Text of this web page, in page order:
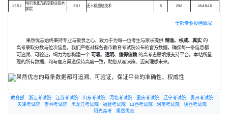
2352
哈尔滨北方航空职业技术
学院
501 无人机测绘技术 5 298 284846
全部专业投档情况
果然优志始终秉持专业与敬畏之心，致力于为每一位考生与家长提供 精准、权威、真实的
高考录取分数与位次信息。我们严格对标各省市教育考试院公布的官方数据，确保每一条信息都
可追溯、可验证，竭力为您构建一个 可靠、透明、值得信赖 的高考志愿填报支持平台。本站所呈
现的所有数据，均与官方渠道保持高度一致，助您从容决策、迈向理想未来。
教育部 浙江考试院 江苏考试院 山东考试院 河北考试院 重庆考试院 辽宁考试院
贵州考试院
天津考试院
吉林考试院 黑龙江考试院 福建考试院 山西考试院 河南考试院
陕西考试院
阳光高考
果然优志